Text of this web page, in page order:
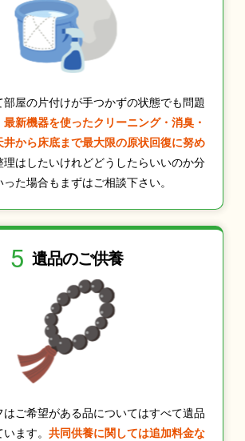
部屋の片付けが手つかずの状態でも問題
最新機器を使ったクリーニング・消臭・
井から床底まで最大限の原状回復に努め
理はしたいけれどどうしたらいいのか分
た場合もまずはご相談下さい。
5 遺品のご供養
はご希望がある品についてはすべて遺品
ます。 共同供養に関しては追加料金な